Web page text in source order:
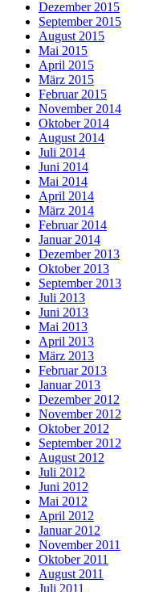
Dezember 2015
September 2015
August 2015
Mai 2015
April 2015
März 2015
Februar 2015
November 2014
Oktober 2014
August 2014
Juli 2014
Juni 2014
Mai 2014
April 2014
März 2014
Februar 2014
Januar 2014
Dezember 2013
Oktober 2013
September 2013
Juli 2013
Juni 2013
Mai 2013
April 2013
März 2013
Februar 2013
Januar 2013
Dezember 2012
November 2012
Oktober 2012
September 2012
August 2012
Juli 2012
Juni 2012
Mai 2012
April 2012
Januar 2012
November 2011
Oktober 2011
August 2011
Juli 2011